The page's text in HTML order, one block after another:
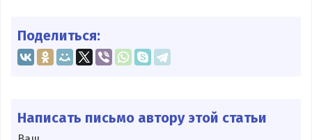
Поделиться:
Написать письмо автору этой статьи